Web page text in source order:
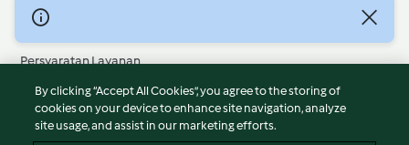
© Hak Cipta 2026
Persyaratan Layanan
Kebijakan Privasi
Penafian
Terbitan
By clicking “Accept All Cookies”, you agree to the storing of
cookies on your device to enhance site navigation, analyze
site usage, and assist in our marketing efforts.